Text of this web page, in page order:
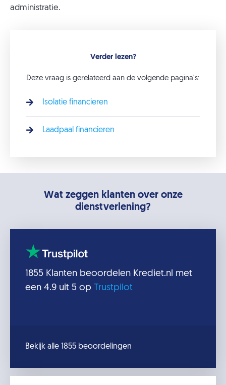
administratie.
Verder lezen?
Deze vraag is gerelateerd aan de volgende pagina's:
Isolatie financieren
Laadpaal financieren
Wat zeggen klanten over onze
dienstverlening?
1855 Klanten beoordelen Krediet.nl met
een 4.9 uit 5 op Trustpilot
Bekijk alle 1855 beoordelingen